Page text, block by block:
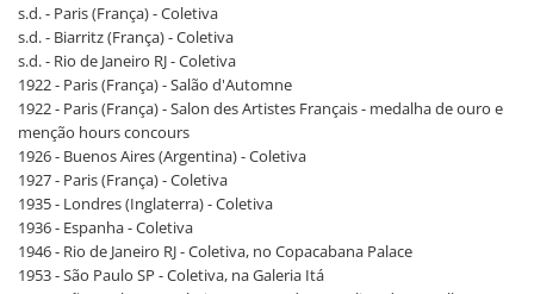
s.d. - Paris (França) - Coletiva
s.d. - Biarritz (França) - Coletiva
s.d. - Rio de Janeiro RJ - Coletiva
1922 - Paris (França) - Salão d'Automne
1922 - Paris (França) - Salon des Artistes Français - medalha de ouro e
menção hours concours
1926 - Buenos Aires (Argentina) - Coletiva
1927 - Paris (França) - Coletiva
1935 - Londres (Inglaterra) - Coletiva
1936 - Espanha - Coletiva
1946 - Rio de Janeiro RJ - Coletiva, no Copacabana Palace
1953 - São Paulo SP - Coletiva, na Galeria Itá